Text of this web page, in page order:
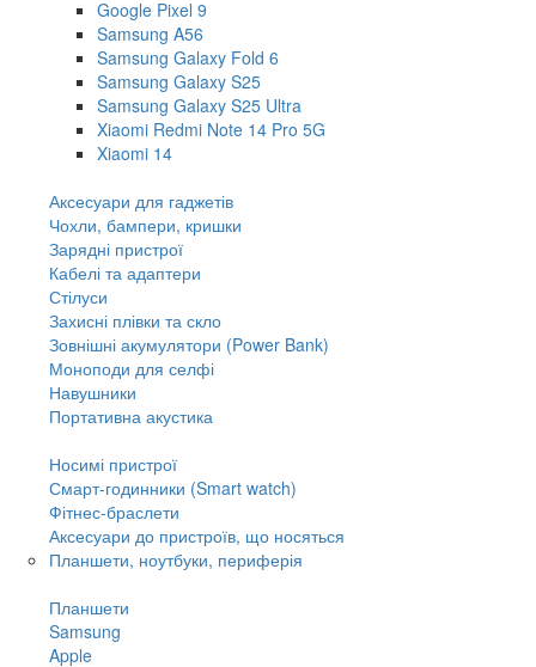
Google Pixel 9
Samsung A56
Samsung Galaxy Fold 6
Samsung Galaxy S25
Samsung Galaxy S25 Ultra
Xiaomi Redmi Note 14 Pro 5G
Xiaomi 14
Аксесуари для гаджетів
Чохли, бампери, кришки
Зарядні пристрої
Кабелі та адаптери
Стілуси
Захисні плівки та скло
Зовнішні акумулятори (Power Bank)
Моноподи для селфі
Навушники
Портативна акустика
Носимі пристрої
Смарт-годинники (Smart watch)
Фітнес-браслети
Аксесуари до пристроїв, що носяться
Планшети, ноутбуки, периферія
Планшети
Samsung
Apple